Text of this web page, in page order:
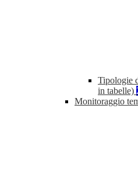
Tipologie
in tabelle)
Monitoraggio